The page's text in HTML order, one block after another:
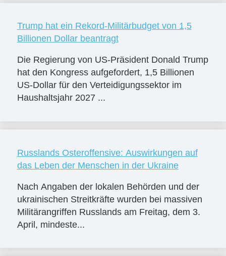
Trump hat ein Rekord-Militärbudget von 1,5
Billionen Dollar beantragt
Die Regierung von US-Präsident Donald Trump
hat den Kongress aufgefordert, 1,5 Billionen
US-Dollar für den Verteidigungssektor im
Haushaltsjahr 2027 ...
Russlands Osteroffensive: Auswirkungen auf
das Leben der Menschen in der Ukraine
Nach Angaben der lokalen Behörden und der
ukrainischen Streitkräfte wurden bei massiven
Militärangriffen Russlands am Freitag, dem 3.
April, mindeste...